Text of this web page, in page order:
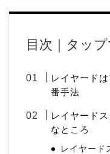
目次｜タッ
レイヤード
番手法
レイヤード
なところ
レイヤード